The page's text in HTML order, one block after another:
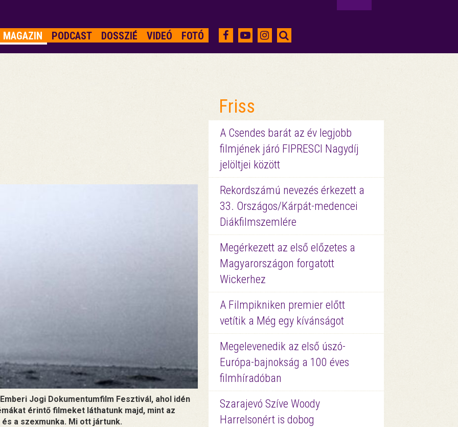
MAGAZIN PODCAST DOSSZIÉ VIDEÓ FOTÓ
Jogi Dokumentumfilm Fesztivál, ahol idén
érintő filmeket láthatunk majd, mint az
a szexmunka. Mi ott jártunk.
Friss
A Csendes barát az év legjobb
filmjének járó FIPRESCI Nagydíj
jelöltjei között
Rekordszámú nevezés érkezett a
33. Országos/Kárpát-medencei
Diákfilmszemlére
Megérkezett az első előzetes a
Magyarországon forgatott
Wickerhez
A Filmpikniken premier előtt
vetítik a Még egy kívánságot
Megelevenedik az első úszó-
Európa-bajnokság a 100 éves
filmhíradóban
Szarajevó Szíve Woody
Harrelsonért is dobog